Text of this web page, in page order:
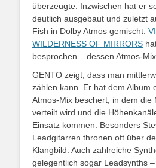
überzeugte. Inzwischen hat er
deutlich ausgebaut und zuletzt
Fish in Dolby Atmos gemischt.
WILDERNESS OF MIRRORS
besprochen – dessen Atmos-
GENTŌ zeigt, dass man
zählen kann. Er hat dem Album
Atmos-Mix beschert, in dem die
verteilt wird und die
Einsatz kommen. Besonders
Leadgitarren thronen oft über
Klangbild. Auch zahlreiche
gelegentlich sogar Leadsynths